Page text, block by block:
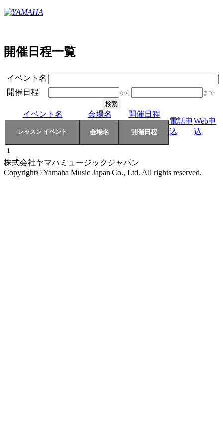
開催日程一覧
イベント名
開催日程
から まで
イベント名 会場名
開催日程
電話申
込
Web申
込
1
株式会社ヤマハミュージックジャパン
Copyright© Yamaha Music Japan Co., Ltd. All rights reserved.